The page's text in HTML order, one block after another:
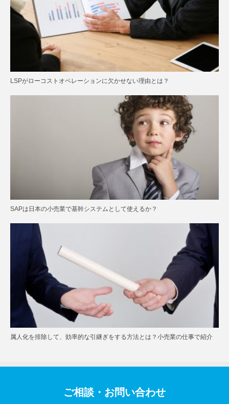
LSPがローコストオペレーションに欠かせない理由とは？
SAPは日本の小売業で基幹システムとして使えるか？
属人化を排除して、効率的な引継ぎをする方法とは？小売業の仕事で紹介
ご相談・お問い合わせ